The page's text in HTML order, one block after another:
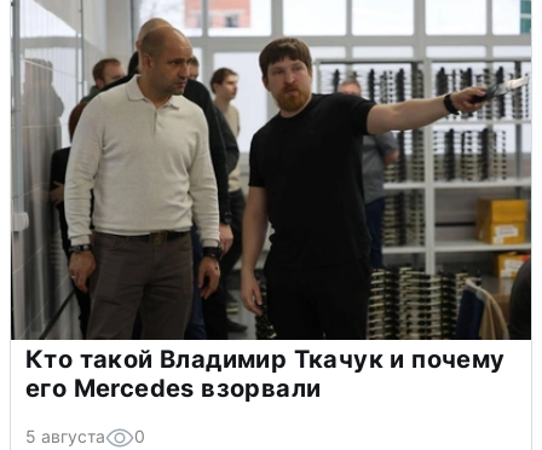
Кто такой Владимир Ткачук и почему
его Mercedes взорвали
5 августа 0